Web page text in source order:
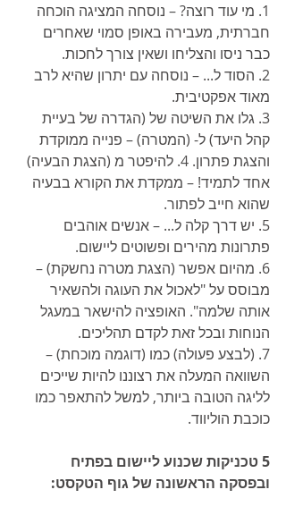
1. מי עוד רוצה? – נוסחה המציגה הוכחה
חברתית, מעבירה באופן סמוי שאחרים
כבר ניסו והצליחו ושאין צורך לחכות.
2. הסוד ל... – נוסחה עם יתרון שהיא לרב
מאוד אפקטיבית.
3. גלו את השיטה של (הגדרה של בעיית
קהל היעד) ל- (המטרה) – פנייה ממוקדת
והצגת פתרון. 4. להיפטר מ (הצגת הבעיה)
אחד לתמיד! – ממקדת את הקורא בבעיה
שהוא חייב לפתור.
5. יש דרך קלה ל... – אנשים אוהבים
פתרונות מהירים ופשוטים ליישום.
6. מהיום אפשר (הצגת מטרה נחשקת) –
מבוסס על "לאכול את העוגה ולהשאיר
אותה שלמה". האופציה להישאר במעגל
הנוחות ובכל זאת לקדם תהליכים.
7. (לבצע פעולה) כמו (דוגמה מוכחת) –
השוואה המעלה את רצוננו להיות שייכים
לליגה הטובה ביותר, למשל להתאפר כמו
כוכבת הוליווד.
5 טכניקות שכנוע ליישום בפתיח
ובפסקה הראשונה של גוף הטקסט: